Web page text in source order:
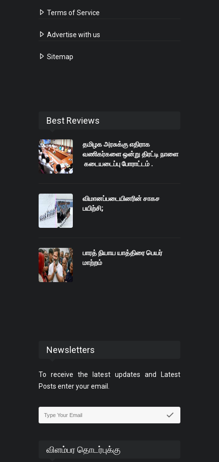
Terms of Service
Advertise with us
Sitemap
Best Reviews
தமிழக அரசுக்கு எதிராக
வணிகர்களை ஒன்று திரட்டி நாளை
கடையடைப்பு போராட்டம் .
விமானப்படையினரின் சாகச
பயிற்சி;
பாரத் நியாய யாத்திரை பெயர்
மாற்றம்
Newsletters
To receive the latest updates and Latest
Posts enter your email.
விளம்பர தொடர்புக்கு